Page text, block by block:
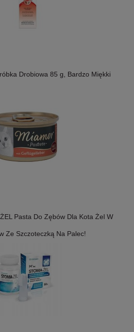
Drobiowa 85 g, Bardzo Miękki
Pasta Do Zębów Dla Kota Żel W
Ze Szczoteczką Na Palec!